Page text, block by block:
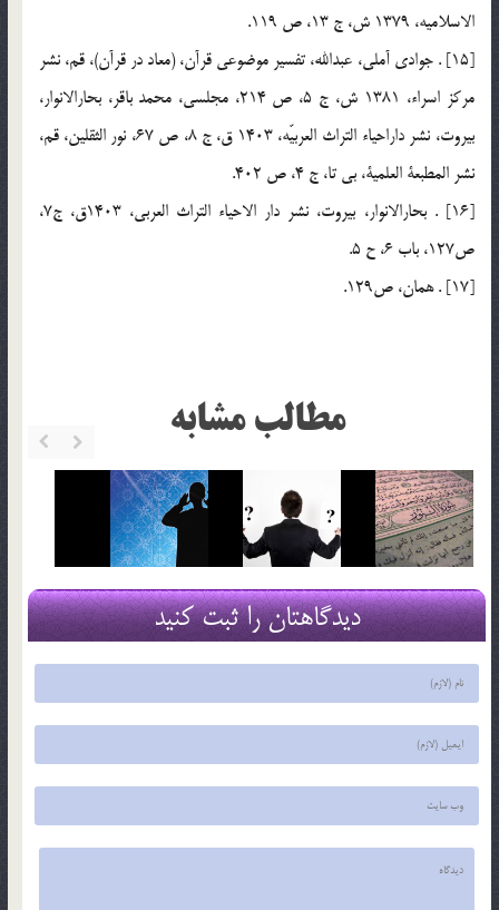
الاسلاميه، 1379 ش، ج 13، ص 119.
[15] . جوادي آملي، عبدالله، تفسير موضوعي قرآن، (معاد در قرآن)، قم، نشر
مركز اسراء، 1381 ش، ج 5، ص 214، مجلسي، محمد باقر، بحارالانوار،
بيروت، نشر داراحياء التراث العربيّه، 1403 ق، ج 8، ص 67، نور الثقلين، قم،
نشر المطبعة العلمية، بي تا، ج 4، ص 402.
[16] . بحارالانوار، بيروت، نشر دار الاحياء التراث العربي، 1403ق، ج7،
ص127، باب 6، ح 5.
[17] . همان، ص129.
مطالب مشابه
دیدگاهتان را ثبت کنید